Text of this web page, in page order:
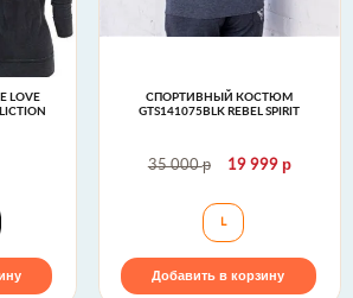
LOVE
двустороннее LOVE BANDIT Sinful от
СПОРТИВНЫЙ КОСТЮМ
GTS141075BLK REBEL SPIRIT
35 000р 19 999 р
Спортивный
L
Добавить в корзину